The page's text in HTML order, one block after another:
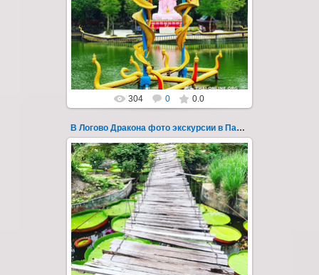
"В Логово Дракона" авторский
мистический приключенческий тур из
Паттайи на целый день - фото 159
Всего лишь в ...
Thai-Online
304 0 0.0
В Логово Дракона фото экскурсии в Паттайе 16
28.07.2019
"В Логово Дракона" авторский
мистический приключенческий тур из
Паттайи на целый день - фото 16
Всего лишь в ч...
Thai-Online